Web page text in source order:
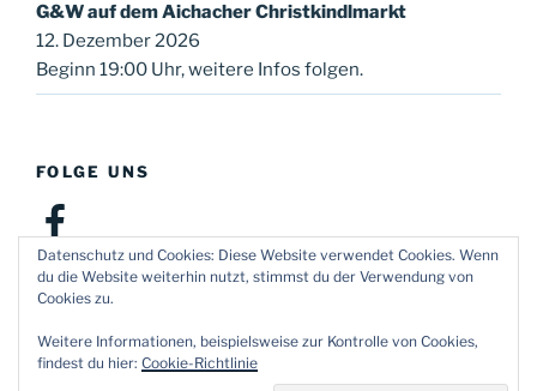
G&W auf dem Aichacher Christkindlmarkt
12. Dezember 2026
Beginn 19:00 Uhr, weitere Infos folgen.
FOLGE UNS
Facebook
Datenschutzerklärung Mit Stolz präsentiert von
Datenschutz und Cookies: Diese Website verwendet Cookies. Wenn
du die Website weiterhin nutzt, stimmst du der Verwendung von
Cookies zu.
Weitere Informationen, beispielsweise zur Kontrolle von Cookies,
findest du hier: Cookie-Richtlinie